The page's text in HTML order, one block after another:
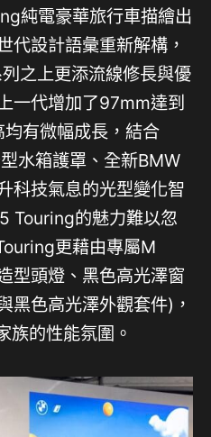
純電豪華旅行車描繪出
代設計語彙重新解構，
之上更添流線修長與優
一代增加了97mm達到
有微幅成長，結合
水箱護罩、全新BMW
科技氣息的光型變化智
Touring的魅力難以忽
更藉由專屬M
型頭燈、黑色高光澤窗
黑色高光澤外觀套件)，
族的性能氛圍。